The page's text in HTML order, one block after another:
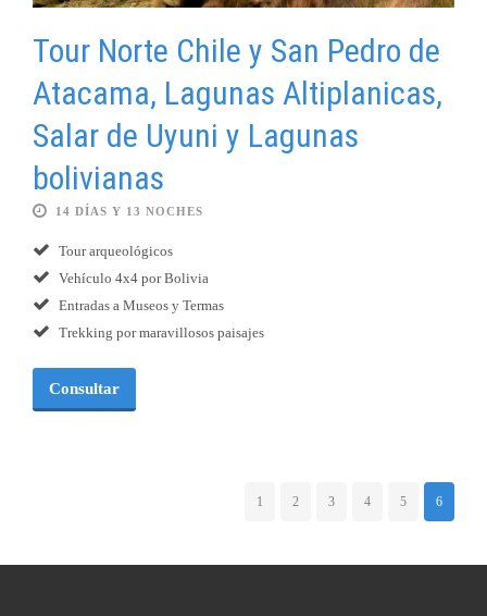
Tour Norte Chile y San Pedro de
Atacama, Lagunas Altiplanicas,
Salar de Uyuni y Lagunas
bolivianas
14 DÍAS Y 13 NOCHES
Tour arqueológicos
Vehículo 4x4 por Bolivia
Entradas a Museos y Termas
Trekking por maravillosos paisajes
Consultar
1 2 3 4 5 6